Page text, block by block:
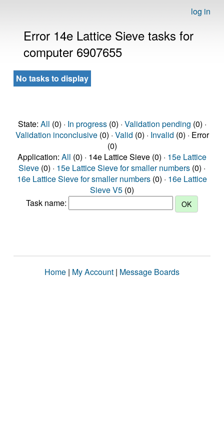
log in
Error 14e Lattice Sieve tasks for
computer 6907655
No tasks to display
State: All (0) · In progress(0) · Validation pending (0) ·
Validation inconclusive(0) · Valid (0) · Invalid (0) · Error
(0)
Application: All (0) · 14e Lattice Sieve (0) · 15e Lattice
Sieve (0) · 15e Lattice Sieve for smaller numbers (0) ·
16e Lattice Sieve for smaller numbers (0) · 16e Lattice
Sieve V5 (0)
Task name:
Home | My Account | Message Boards